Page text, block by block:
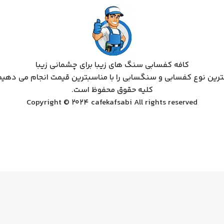
کافه کفسابی سنگ های زیبا برای چشمانی زیبا
نوع کفسابی و سنگسابی را با مناسبترین قیمت انجام می
کلیه حقوق محفوظ است.
Copyright © 2024 cafekafsabi All rights reserved